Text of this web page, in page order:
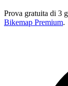
Prova gratuita di 3
Bikemap Premium.